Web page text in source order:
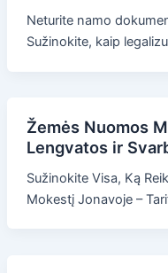
Neturite namo
Sužinokite, kaip
Žemės Nuomos
Lengvatos ir
Sužinokite Visa, Ką
Mokestį Jonavoje –